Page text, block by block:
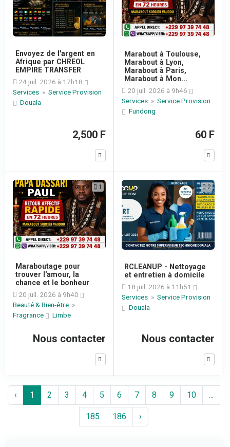
Envoyez de l'argent en
Afrique par CHREOL
EMPIRE TRANSFER
24 juil. 2026 à 17h18
Services » Service Provision
Douala
2,500 F
Marabout à Toulouse,
Marabout à Lyon,
Marabout à Paris,
Marabout à Mon...
20 juil. 2026 à 9h46
Services » Service Provision
Fundong
60 F
1
Maraboutage pour
trouver l'amour, la
chance et le bonheur
20 juil. 2026 à 9h40
Beauté & Bien-être »
Fragrance
Limbe
Nous contacter
2
RCLEANUP - Nettoyage
et entretien à domicile
18 juil. 2026 à 11h51
Services » Service Provision
Douala
Nous contacter
‹ 1 2 3 4 5 6 7 8 9 10 ...
185 186 ›